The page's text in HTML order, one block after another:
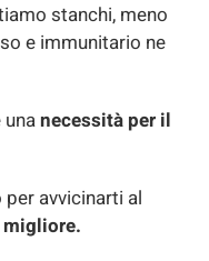
stanchi, meno
e immunitario ne
necessità per il
avvicinarti al